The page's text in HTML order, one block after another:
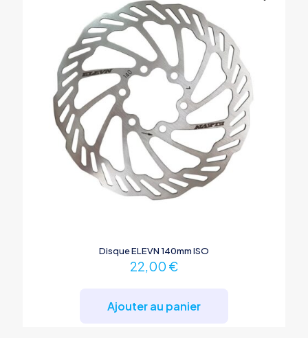
Disque ELEVN 140mm ISO
22,00 €
Ajouter au panier